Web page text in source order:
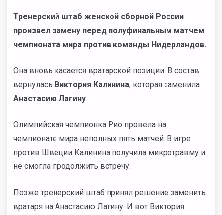
Тренерский штаб женской сборной России
произвел замену перед полуфинальным матчем
чемпионата мира против команды Нидерландов.
Она вновь касается вратарской позиции. В состав
вернулась Виктория Калинина, которая заменила
Анастасию Лагину.
Олимпийская чемпионка Рио провела на
чемпионате мира неполных пять матчей. В игре
против Швеции Калинина получила микротравму и
не смогла продолжить встречу.
Позже тренерский штаб принял решение заменить
вратаря на Анастасию Лагину. И вот Виктория